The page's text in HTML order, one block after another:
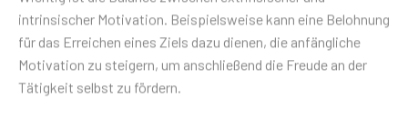
intrinsischer Motivation. Beispielsweise kann eine Belohnung
für das Erreichen eines Ziels dazu dienen, die anfängliche
Motivation zu steigern, um anschließend die Freude an der
Tätigkeit selbst zu fördern.